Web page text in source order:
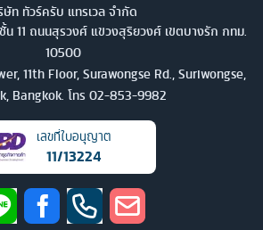
ษัท ทัวร์ครับ แทรเวล จำกัด
11 ถนนสุรวงศ์ แขวงสุริยวงศ์ เขตบางรัก กทม.
10500
11th Floor, Surawongse Rd., Suriwongse,
Bangkok. โทร 02-853-9982
เลขที่ใบอนุญาต
11/13224